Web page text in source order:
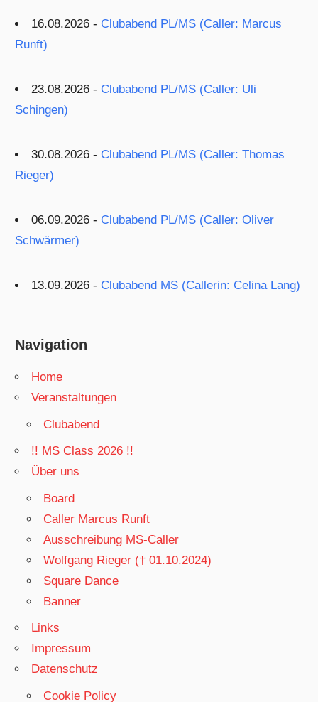
16.08.2026 - Clubabend PL/MS (Caller: Marcus
Runft)
23.08.2026 - Clubabend PL/MS (Caller: Uli
Schingen)
30.08.2026 - Clubabend PL/MS (Caller: Thomas
Rieger)
06.09.2026 - Clubabend PL/MS (Caller: Oliver
Schwärmer)
13.09.2026 - Clubabend MS (Callerin: Celina Lang)
Navigation
Home
Veranstaltungen
Clubabend
!! MS Class 2026 !!
Über uns
Board
Caller Marcus Runft
Ausschreibung MS-Caller
Wolfgang Rieger († 01.10.2024)
Square Dance
Banner
Links
Impressum
Datenschutz
Cookie Policy